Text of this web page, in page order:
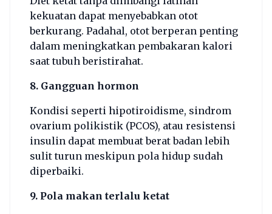
kekuatan dapat menyebabkan otot
berkurang. Padahal, otot berperan penting
dalam meningkatkan pembakaran kalori
saat tubuh beristirahat.
8. Gangguan hormon
Kondisi seperti hipotiroidisme, sindrom
ovarium polikistik (PCOS), atau resistensi
insulin dapat membuat berat badan lebih
sulit turun meskipun pola hidup sudah
diperbaiki.
9. Pola makan terlalu ketat